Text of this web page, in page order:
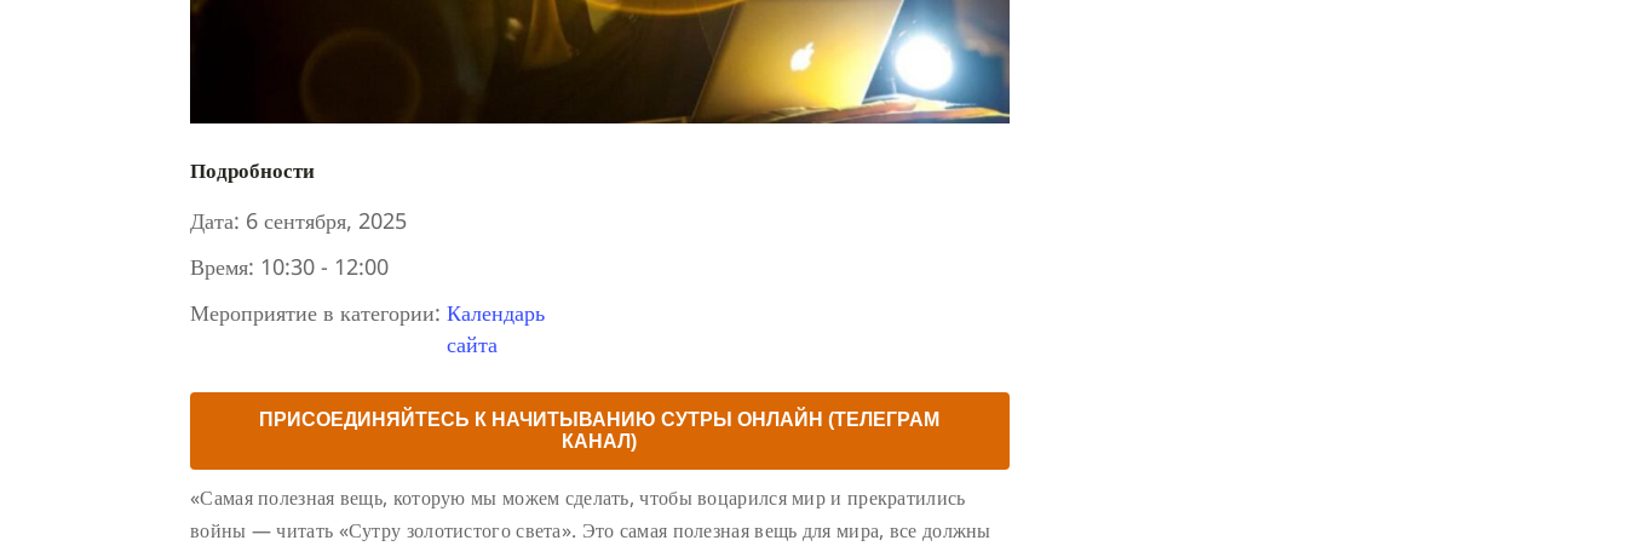
Подробности
Дата: 6 сентября, 2025
Время: 10:30 - 12:00
Мероприятие в категории: Календарь
сайта
ПРИСОЕДИНЯЙТЕСЬ К НАЧИТЫВАНИЮ СУТРЫ ОНЛАЙН (ТЕЛЕГРАМ
КАНАЛ)
«Самая полезная вещь, которую мы можем сделать, чтобы воцарился мир и прекратились
войны — читать «Сутру золотистого света». Это самая полезная вещь для мира, все должны